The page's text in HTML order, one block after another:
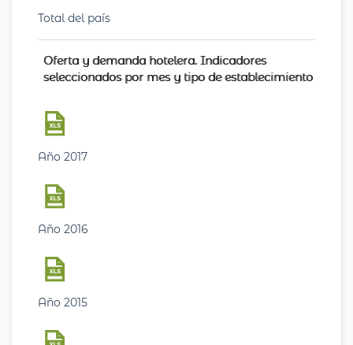
Total del país
Oferta y demanda hotelera. Indicadores
seleccionados por mes y tipo de establecimiento
Año 2017
Año 2016
Año 2015